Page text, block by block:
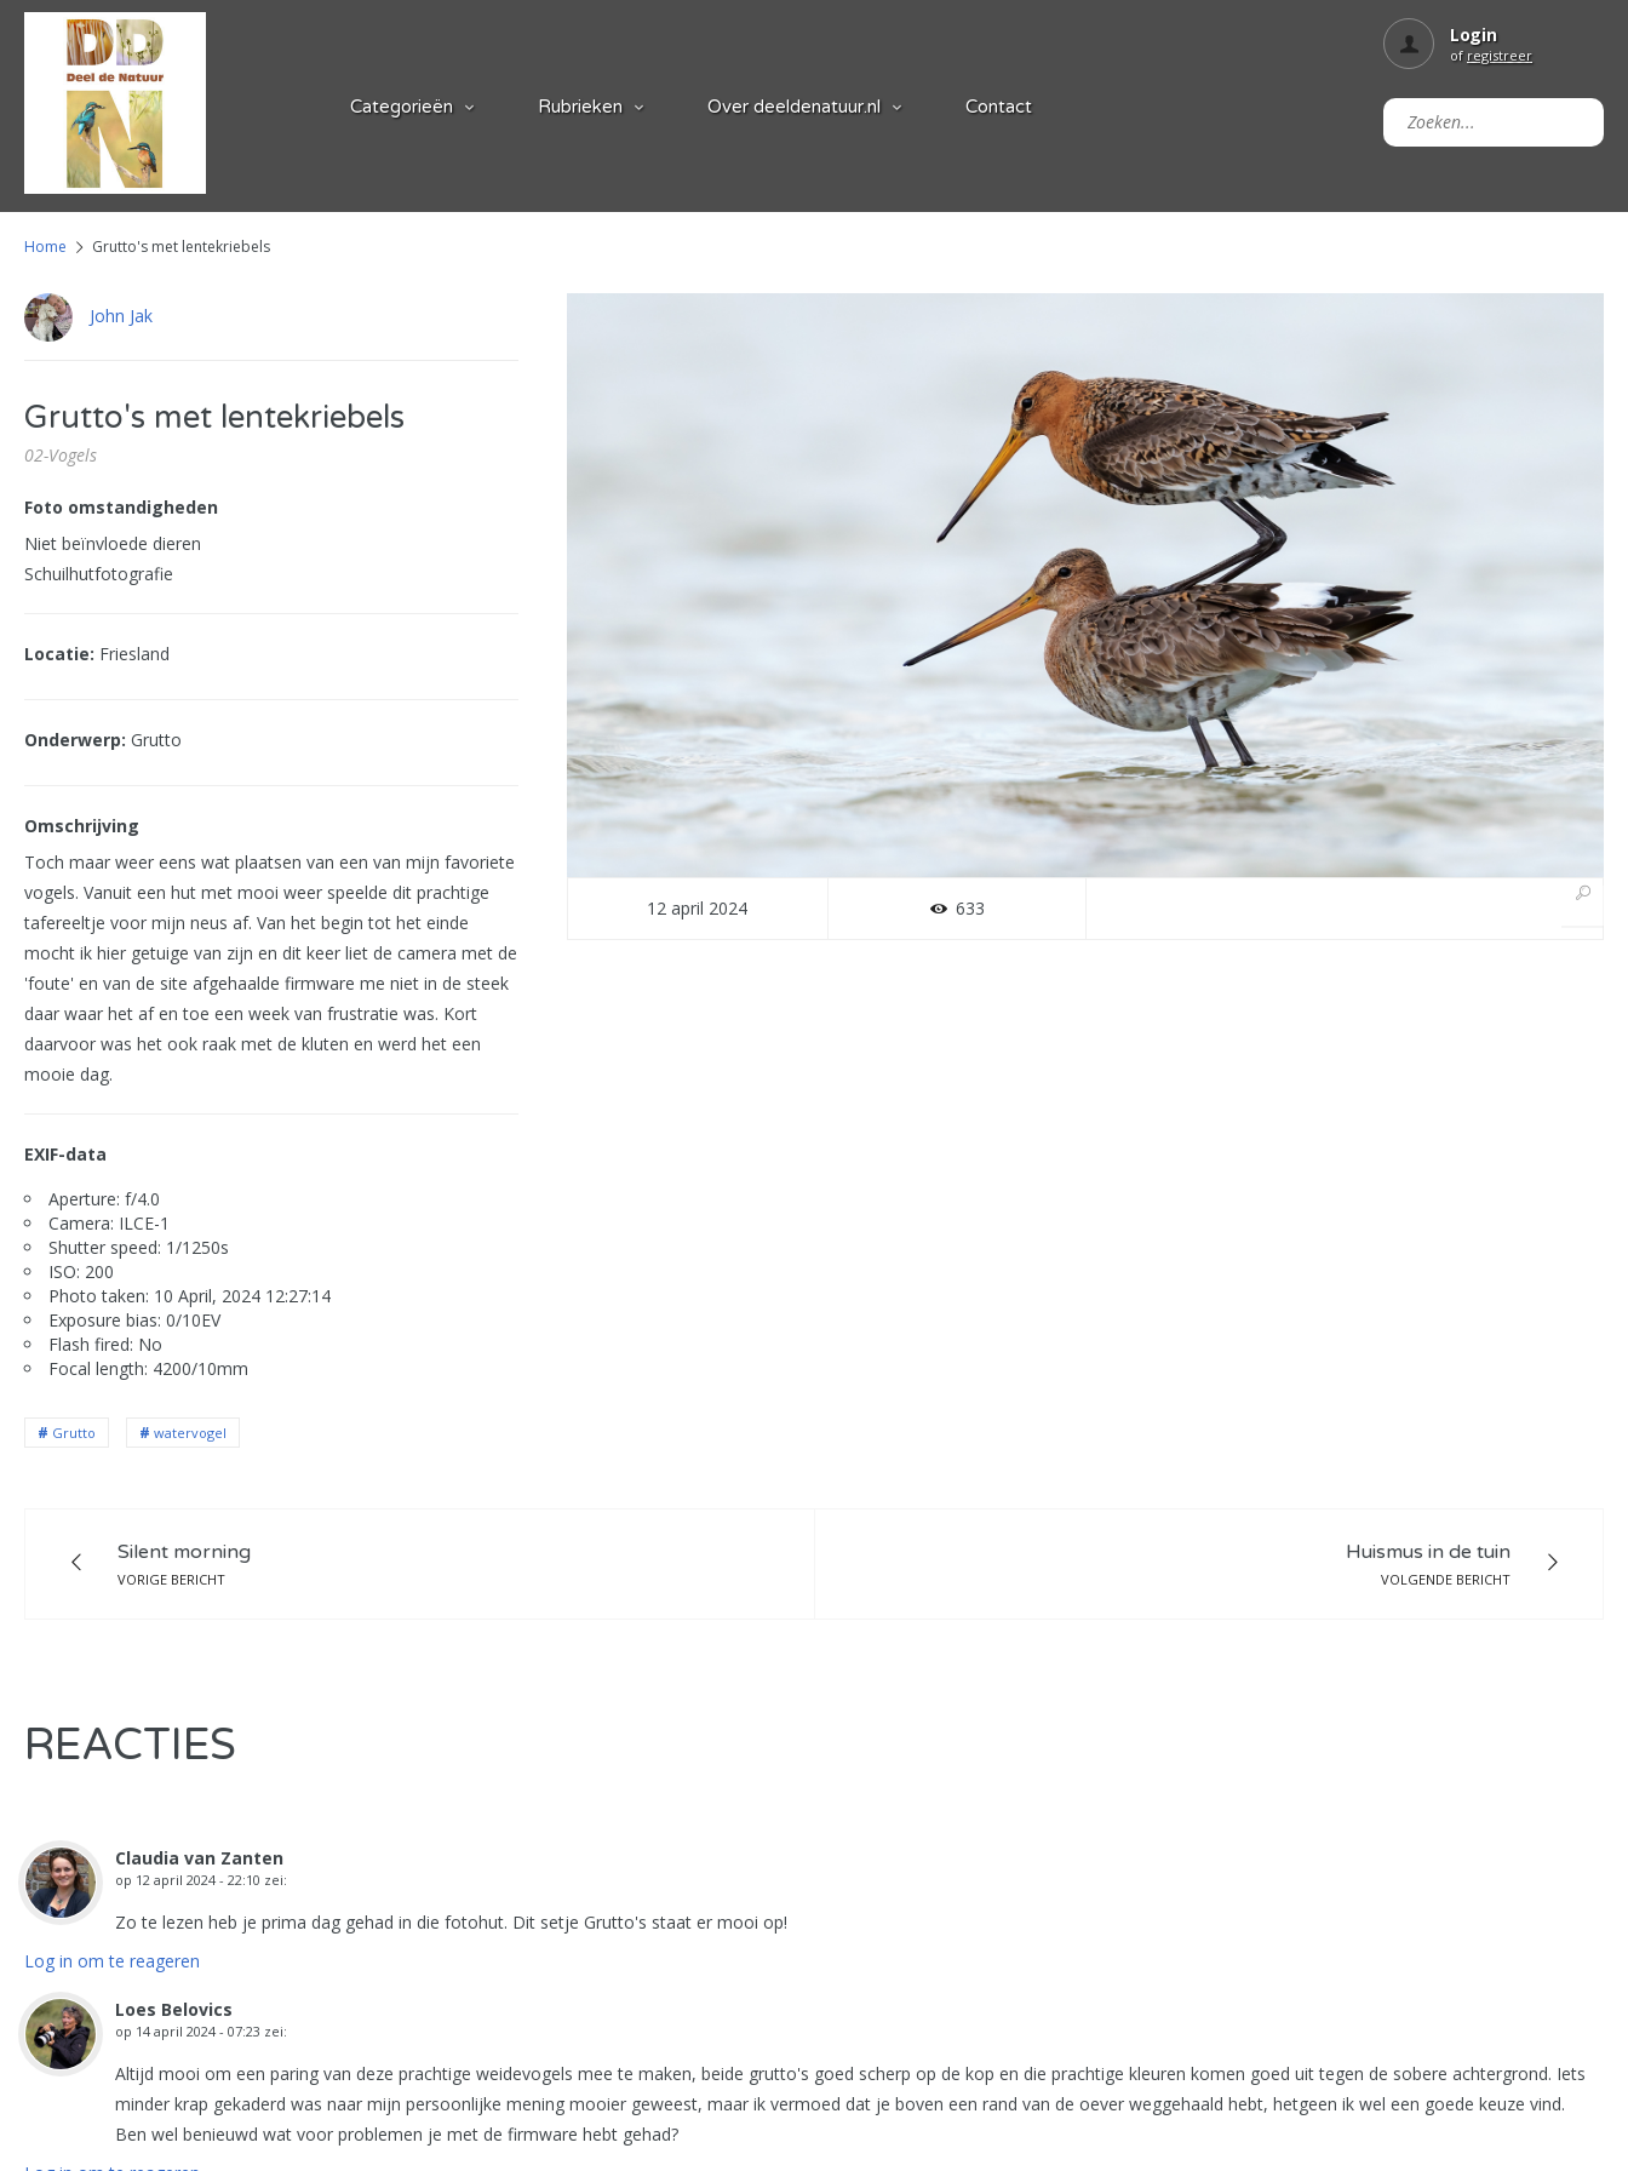
Categorieën Rubrieken Over deeldenatuur.nl Contact
Login
of registreer
Home Grutto's met lentekriebels
John Jak
Grutto's met lentekriebels
02-Vogels
Foto omstandigheden
Niet beïnvloede dieren
Schuilhutfotografie
Locatie: Friesland
Onderwerp: Grutto
Omschrijving
Toch maar weer eens wat plaatsen van een van mijn favoriete
vogels. Vanuit een hut met mooi weer speelde dit prachtige
tafereeltje voor mijn neus af. Van het begin tot het einde
mocht ik hier getuige van zijn en dit keer liet de camera met de
'foute' en van de site afgehaalde firmware me niet in de steek
daar waar het af en toe een week van frustratie was. Kort
daarvoor was het ook raak met de kluten en werd het een
mooie dag.
EXIF-data
Aperture: f/4.0
Camera: ILCE-1
Shutter speed: 1/1250s
ISO: 200
Photo taken: 10 April, 2024 12:27:14
Exposure bias: 0/10EV
Flash fired: No
Focal length: 4200/10mm
Grutto watervogel
12 april 2024 633
Silent morning
VORIGE BERICHT
Huismus in de tuin
VOLGENDE BERICHT
REACTIES
Claudia van Zanten
op 12 april 2024 - 22:10 zei:
Zo te lezen heb je prima dag gehad in die fotohut. Dit setje Grutto's staat er mooi op!
Log in om te reageren
Loes Belovics
op 14 april 2024 - 07:23 zei:
Altijd mooi om een paring van deze prachtige weidevogels mee te maken, beide grutto's goed scherp op de kop en die prachtige kleuren komen goed uit tegen de sobere achtergrond. Iets
minder krap gekaderd was naar mijn persoonlijke mening mooier geweest, maar ik vermoed dat je boven een rand van de oever weggehaald hebt, hetgeen ik wel een goede keuze vind.
Ben wel benieuwd wat voor problemen je met de firmware hebt gehad?